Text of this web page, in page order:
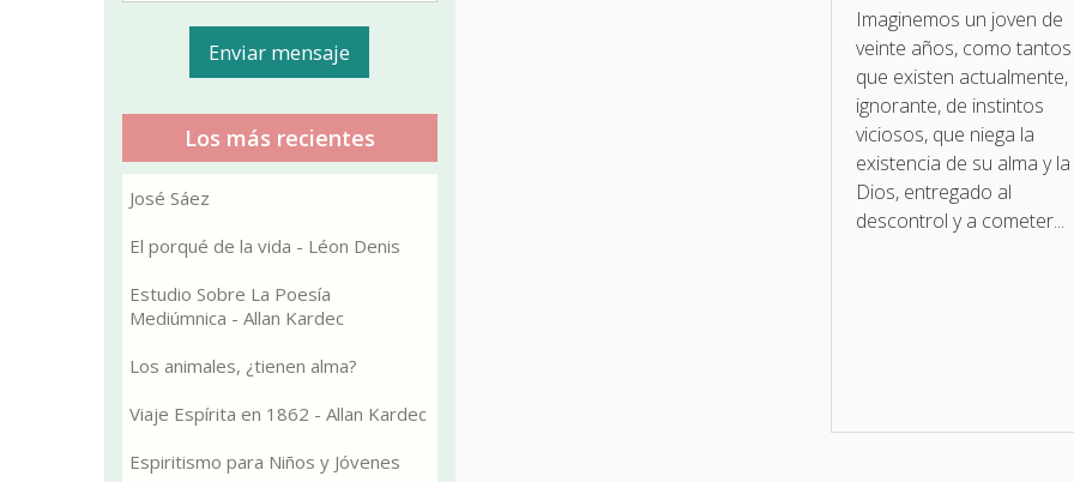
Imaginemos un joven de
veinte años, como tantos
que existen actualmente,
ignorante, de instintos
viciosos, que niega la
existencia de su alma y
Dios, entregado al
descontrol y a cometer...
Los más recientes
José Sáez
El porqué de la vida - Léon Denis
Estudio Sobre La Poesía
Mediúmnica - Allan Kardec
Los animales, ¿tienen alma?
Viaje Espírita en 1862 - Allan Kardec
Espiritismo para Niños y Jóvenes